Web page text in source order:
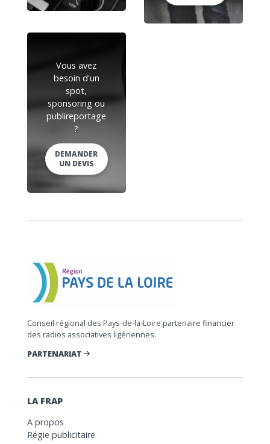
Vous avez
besoin d'un
spot,
sponsoring ou
publireportage
?
DEMANDER
UN DEVIS
Conseil régional des Pays-de-la-Loire partenaire financier
des radios associatives ligériennes.
PARTENARIAT
LA FRAP
A propos
Régie publicitaire